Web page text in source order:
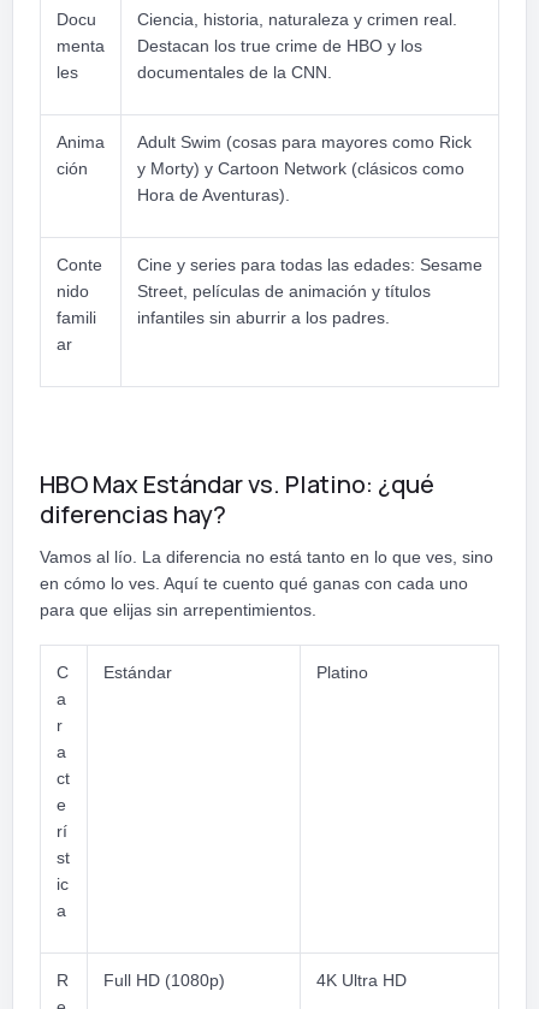
Docu
menta
les
Ciencia, historia, naturaleza y crimen real.
Destacan los true crime de HBO y los
documentales de la CNN.
Anima
ción
Adult Swim (cosas para mayores como Rick
y Morty) y Cartoon Network (clásicos como
Hora de Aventuras).
Conte
nido
famili
ar
Cine y series para todas las edades: Sesame
Street, películas de animación y títulos
infantiles sin aburrir a los padres.
HBO Max Estándar vs. Platino: ¿qué
diferencias hay?
Vamos al lío. La diferencia no está tanto en lo que ves, sino
en cómo lo ves. Aquí te cuento qué ganas con cada uno
para que elijas sin arrepentimientos.
C
a
r
a
ct
e
rí
st
ic
a
Estándar Platino
R
Full HD (1080p) 4K Ultra HD